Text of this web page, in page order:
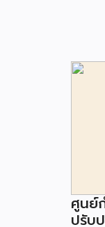
ศูนย์
ปรับ